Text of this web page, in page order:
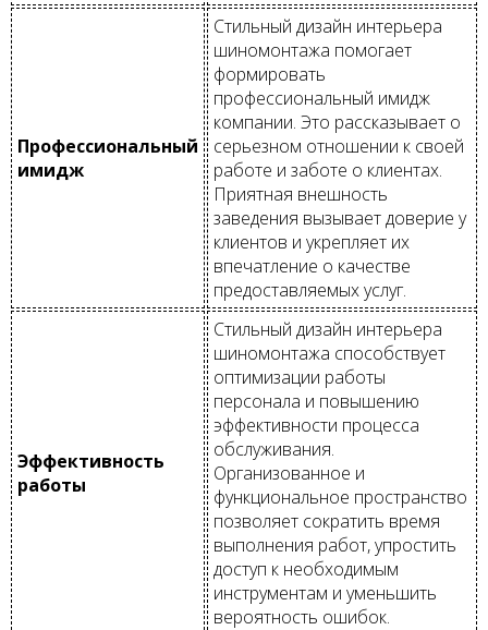
Профессиональный
имидж
Стильный дизайн интерьера
шиномонтажа помогает
формировать
профессиональный имидж
компании. Это рассказывает о
серьезном отношении к своей
работе и заботе о клиентах.
Приятная внешность
заведения вызывает доверие у
клиентов и укрепляет их
впечатление о качестве
предоставляемых услуг.
Эффективность
работы
Стильный дизайн интерьера
шиномонтажа способствует
оптимизации работы
персонала и повышению
эффективности процесса
обслуживания.
Организованное и
функциональное пространство
позволяет сократить время
выполнения работ, упростить
доступ к необходимым
инструментам и уменьшить
вероятность ошибок.